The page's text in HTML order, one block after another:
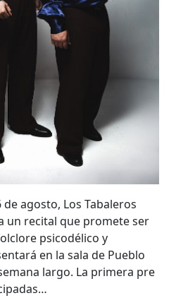
agosto, Los Tabaleros
un recital que promete ser
psicodélico y
en la sala de Pueblo
largo. La primera pre